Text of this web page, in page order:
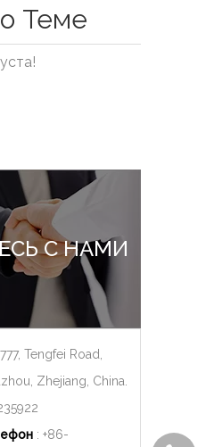
Теме
С НАМИ
Tengfei Road,
Zhejiang, China.
: +86-